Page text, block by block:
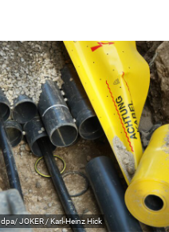
dpa/ JOKER / Karl-Heinz Hick